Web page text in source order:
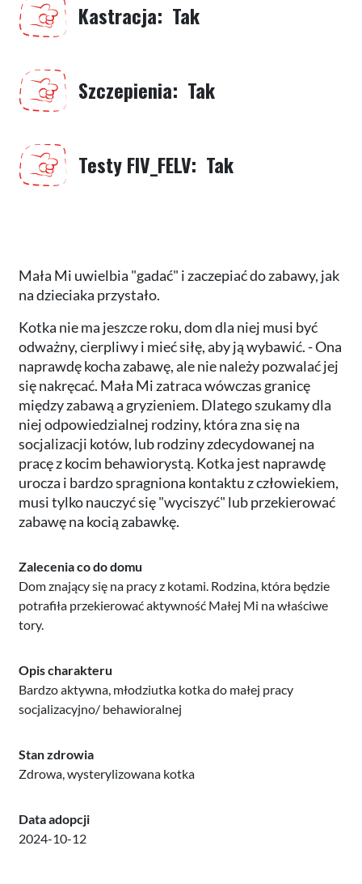
Kastracja Tak
Szczepienia Tak
Testy FIV_FELV Tak
Mała Mi uwielbia "gadać" i zaczepiać do zabawy, jak
na dzieciaka przystało.
Kotka nie ma jeszcze roku, dom dla niej musi być
odważny, cierpliwy i mieć siłę, aby ją wybawić. - Ona
naprawdę kocha zabawę, ale nie należy pozwalać jej
się nakręcać. Mała Mi zatraca wówczas granicę
między zabawą a gryzieniem. Dlatego szukamy dla
niej odpowiedzialnej rodziny, która zna się na
socjalizacji kotów, lub rodziny zdecydowanej na
pracę z kocim behawiorystą. Kotka jest naprawdę
urocza i bardzo spragniona kontaktu z człowiekiem,
musi tylko nauczyć się "wyciszyć" lub przekierować
zabawę na kocią zabawkę.
Zalecenia co do domu
Dom znający się na pracy z kotami. Rodzina, która będzie
potrafiła przekierować aktywność Małej Mi na właściwe
tory.
Opis charakteru
Bardzo aktywna, młodziutka kotka do małej pracy
socjalizacyjno/ behawioralnej
Stan zdrowia
Zdrowa, wysterylizowana kotka
Data adopcji
2024-10-12